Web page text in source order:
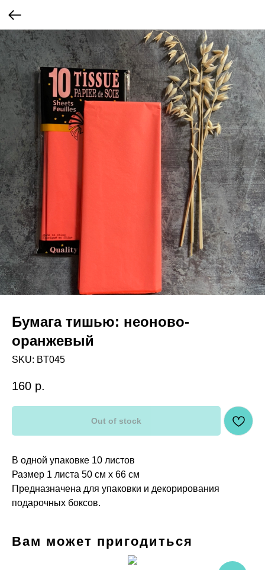
Бумага тишью: неоново-
оранжевый
SKU: BT045
160 р.
Out of stock
В одной упаковке 10 листов
Размер 1 листа 50 см х 66 см
Предназначена для упаковки и декорирования
подарочных боксов.
Вам может пригодиться